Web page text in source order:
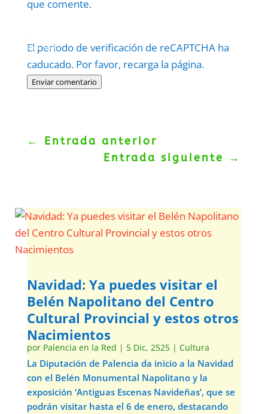
que comente.
El periodo de verificación de reCAPTCHA ha
caducado. Por favor, recarga la página.
Enviar comentario
Politica–Términos.
← Entrada anterior
Entrada siguiente
→
Navidad: Ya puedes visitar el
Belén Napolitano del Centro
Cultural Provincial y estos otros
Nacimientos
por Palencia en la Red | 5 Dic, 2525| Cultura
La Diputación de Palencia da inicio a la Navidad
con el Belén Monumental Napolitano y la
exposición ‘Antiguas Escenas Navideñas’, que se
podrán visitar hasta el 6 de enero, destacando